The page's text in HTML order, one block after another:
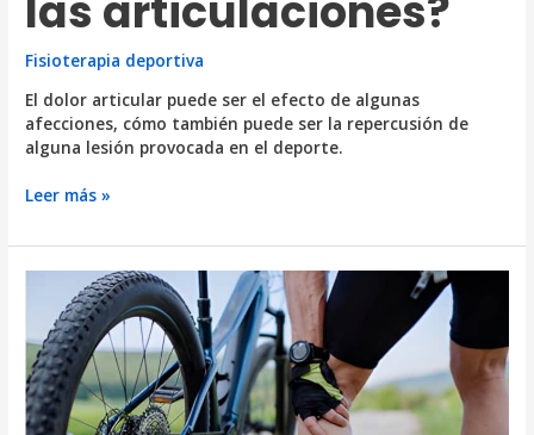
las articulaciones?
Fisioterapia deportiva
El dolor articular puede ser el efecto de algunas
afecciones, cómo también puede ser la repercusión de
alguna lesión provocada en el deporte.
Dolor
¿Porque
me
duelen
articulaciones?
Leer más »